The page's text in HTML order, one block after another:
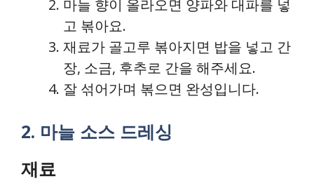
마늘 향이 올라오면 양파와 대파를 넣
고 볶아요.
재료가 골고루 볶아지면 밥을 넣고 간
장, 소금, 후추로 간을 해주세요.
잘 섞어가며 볶으면 완성입니다.
2. 마늘 소스 드레싱
재료